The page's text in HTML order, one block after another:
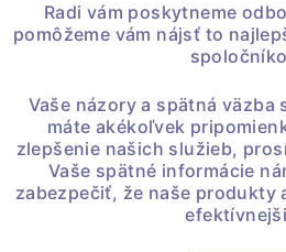
Radi vám poskytneme
pomôžeme vám nájsť to
Vaše názory a spätná väzba
máte akékoľvek
zlepšenie našich služieb,
Vaše spätné informácie
zabezpečiť, že naše produkty